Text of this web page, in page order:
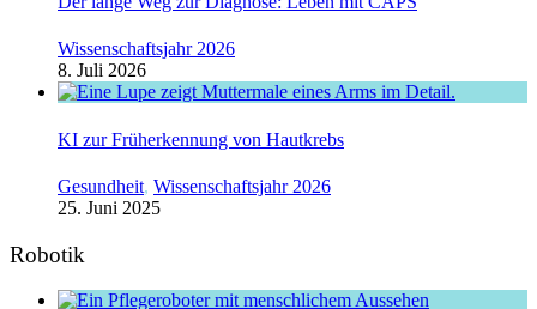
Wissenschaftsjahr 2026
8. Juli 2026
KI zur Früherkennung von Hautkrebs
Gesundheit, Wissenschaftsjahr 2026
25. Juni 2025
Robotik